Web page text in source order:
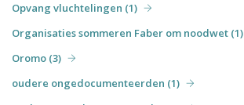
Opvang vluchtelingen (1)
Organisaties sommeren Faber om noodwet (1)
Oromo (3)
oudere ongedocumenteerden (1)